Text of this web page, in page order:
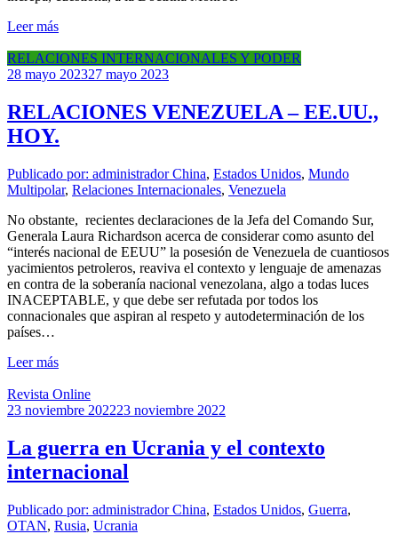
Leer más
RELACIONES INTERNACIONALES Y PODER
28 mayo 202327 mayo 2023
RELACIONES VENEZUELA – EE.UU.,
HOY.
Publicado por: administradorChina, Estados Unidos, Mundo
Multipolar, Relaciones Internacionales, Venezuela
No obstante, recientes declaraciones de la Jefa del Comando Sur,
Generala Laura Richardson acerca de considerar como asunto del
“interés nacional de EEUU” la posesión de Venezuela de cuantiosos
yacimientos petroleros, reaviva el contexto y lenguaje de amenazas
en contra de la soberanía nacional venezolana, algo a todas luces
INACEPTABLE, y que debe ser refutada por todos los
connacionales que aspiran al respeto y autodeterminación de los
países…
Leer más
Revista Online
23 noviembre 202223 noviembre 2022
La guerra en Ucrania y el contexto
internacional
Publicado por: administradorChina, Estados Unidos, Guerra,
OTAN, Rusia, Ucrania